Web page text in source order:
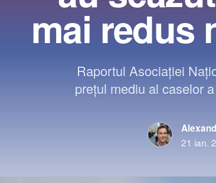
mai redus
Raportul Asociaţiei
preţul mediu al caselor
21 ian.